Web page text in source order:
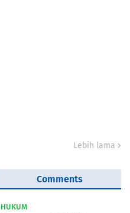
Lebih lama
Comments
HUKUM